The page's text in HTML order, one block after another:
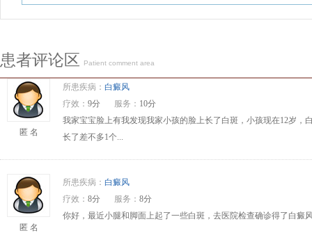
患者评论区 Patient comment area
匿 名
所患疾病： 白癜风
疗效： 9分 服务： 10分
我家宝宝脸上有我发现我家小孩的脸上长了白斑，小孩现在12岁
长了差不多1个...
匿 名
所患疾病： 白癜风
疗效： 8分 服务： 8分
你好，最近小腿和脚面上起了一些白斑，去医院检查确诊得了白